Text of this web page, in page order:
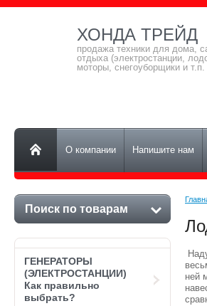
ХОНДА ТРЕЙД
продажа техники для дома,
отдыха (электростанции,
моторы, снегоуборщики и т.п.
О компании Напишите нам
Поиск по товарам
ГЕНЕРАТОРЫ
(ЭЛЕКТРОСТАНЦИИ)
Как правильно
выбрать?
ней